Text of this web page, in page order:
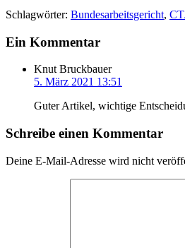
Schlagwörter: Bundesarbeitsgericht,
Ein Kommentar
Knut Bruckbauer
5. März 2021 13:51
Guter Artikel, wichtige
Schreibe einen Kommentar
Deine E-Mail-Adresse wird nicht